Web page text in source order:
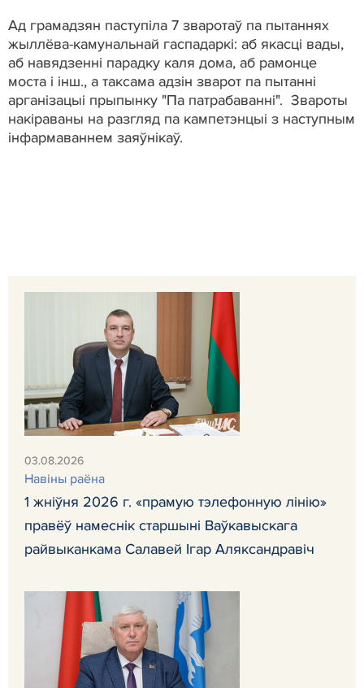
Ад грамадзян паступіла 7 зваротаў па пытаннях
жыллёва-камунальнай гаспадаркі: аб якасці вады,
аб навядзенні парадку каля дома, аб рамонце
моста і інш., а таксама адзін зварот па пытанні
арганізацыі прыпынку "Па патрабаванні". Звароты
накіраваны на разгляд па кампетэнцыі з наступным
інфармаваннем заяўнікаў.
03.08.2026
Навiны раёна
1 жніўня 2026 г. «прамую тэлефонную лінію»
правёў намеснік старшыні Ваўкавыскага
райвыканкама Салавей Ігар Аляксандравіч